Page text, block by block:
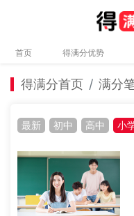
首页 得满分优势
得满分首页 满分
最新 初中 高中 小